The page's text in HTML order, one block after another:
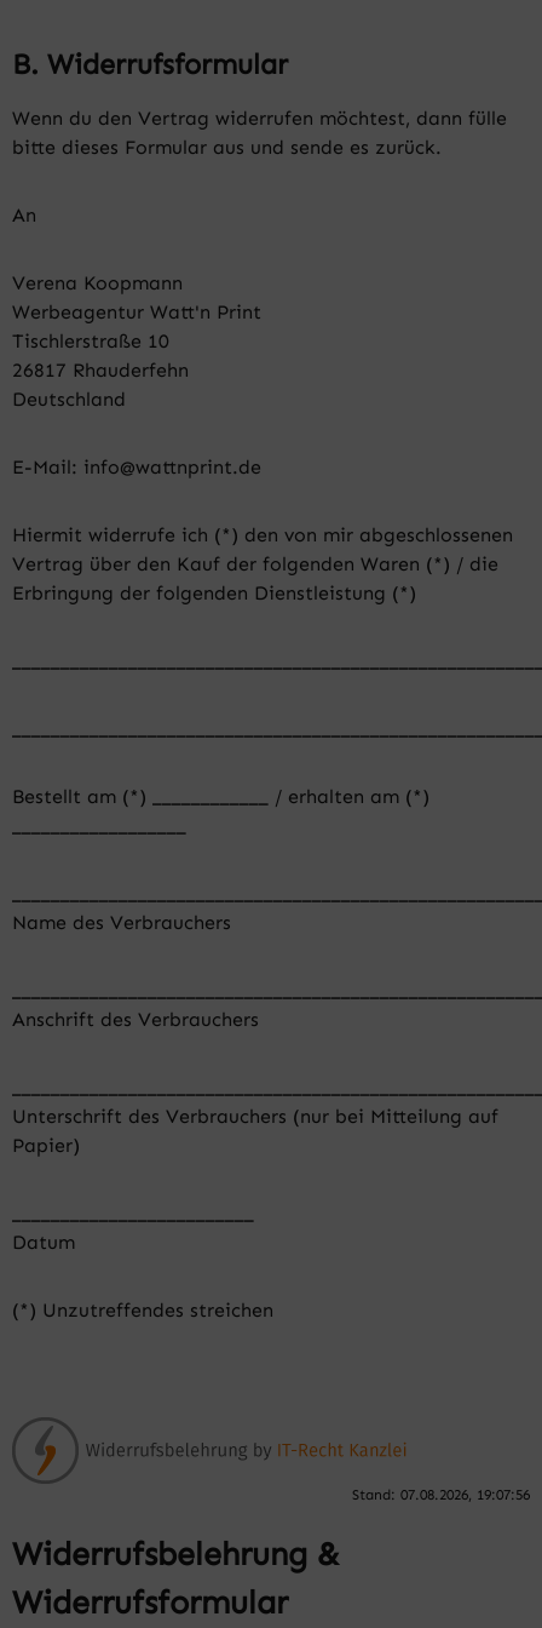
B. Widerrufsformular
Wenn du den Vertrag widerrufen möchtest, dann fülle
bitte dieses Formular aus und sende es zurück.
An
Verena Koopmann
Werbeagentur Watt'n Print
Tischlerstraße 10
26817 Rhauderfehn
Deutschland
E-Mail: info@wattnprint.de
Hiermit widerrufe ich (*) den von mir abgeschlossenen
Vertrag über den Kauf der folgenden Waren (*) / die
Erbringung der folgenden Dienstleistung (*)
Bestellt am (*) ____________ / erhalten am (*)
Name des Verbrauchers
Anschrift des Verbrauchers
Unterschrift des Verbrauchers (nur bei Mitteilung auf
Papier)
Datum
(*) Unzutreffendes streichen
Stand: 07.08.2026, 19:07:56
Widerrufsbelehrung &
Widerrufsformular